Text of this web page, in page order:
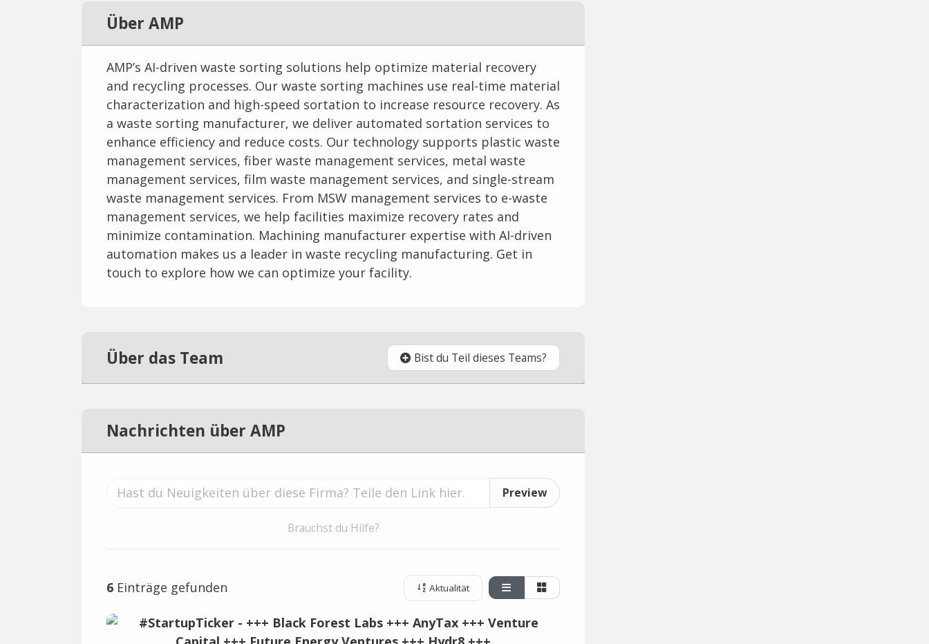
Über AMP
AMP’s AI-driven waste sorting solutions help optimize material recovery
and recycling processes. Our waste sorting machines use real-time material
characterization and high-speed sortation to increase resource recovery. As
a waste sorting manufacturer, we deliver automated sortation services to
enhance efficiency and reduce costs. Our technology supports plastic waste
management services, fiber waste management services, metal waste
management services, film waste management services, and single-stream
waste management services. From MSW management services to e-waste
management services, we help facilities maximize recovery rates and
minimize contamination. Machining manufacturer expertise with AI-driven
automation makes us a leader in waste recycling manufacturing. Get in
touch to explore how we can optimize your facility.
Über das Team Bist du Teil dieses Teams?
Nachrichten über AMP
Preview
Brauchst du Hilfe?
6 Einträge gefunden Aktualität